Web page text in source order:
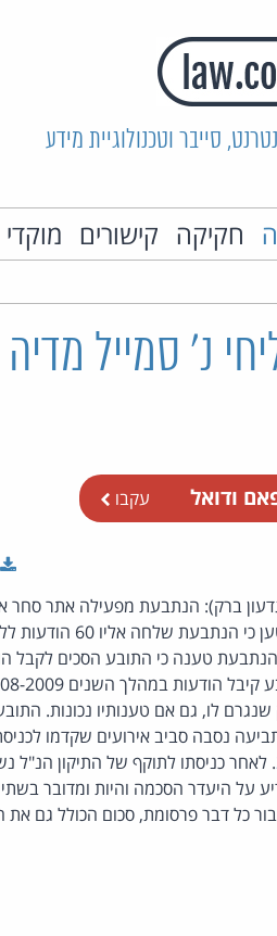
סייבר וטכנולוגיית מידע
חקיקה קישורים
אליחי נ' סמייל
ודואל עקבו
ברק): הנתבעת מפעילה אתר סחר
היתר, לשלוח הודעות דואר
טענה כי התובע הסכים לקבל
יחס לנזק שנגרם לו, גם אם טענותיו נכונות.
על היעדר הסכמה והיות ומדובר